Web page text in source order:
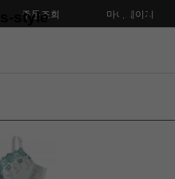
주문조회 마이페이지
style